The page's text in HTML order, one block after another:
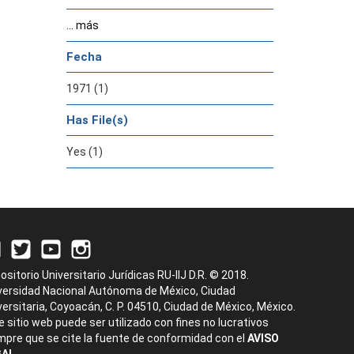
... más
Fecha
1971 (1)
Has File(s)
Yes (1)
Universitario Jurídicas RU-IIJ D.R. © 2018.
Nacional Autónoma de México, Ciudad
Coyoacán, C. P. 04510, Ciudad de México, México.
sitio web puede ser utilizado con fines no lucrativos
que se cite la fuente de conformidad con el AVISO